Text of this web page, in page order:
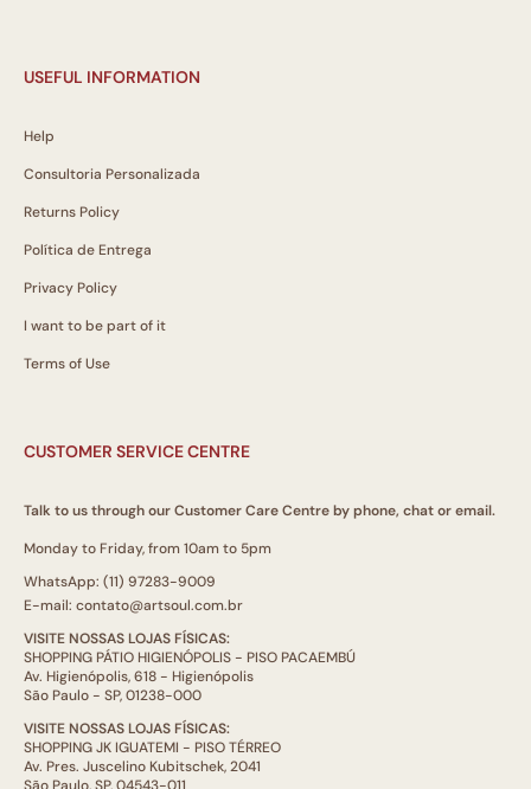
USEFUL INFORMATION
Help
Consultoria Personalizada
Returns Policy
Política de Entrega
Privacy Policy
I want to be part of it
Terms of Use
CUSTOMER SERVICE CENTRE
Talk to us through our Customer Care Centre by phone, chat or email.
Monday to Friday, from 10am to 5pm
WhatsApp: (11) 97283-9009
E-mail: contato@artsoul.com.br
VISITE NOSSAS LOJAS FÍSICAS:
SHOPPING PÁTIO HIGIENÓPOLIS - PISO PACAEMBÚ
Av. Higienópolis, 618 - Higienópolis
São Paulo - SP, 01238-000
VISITE NOSSAS LOJAS FÍSICAS:
SHOPPING JK IGUATEMI - PISO TÉRREO
Av. Pres. Juscelino Kubitschek, 2041